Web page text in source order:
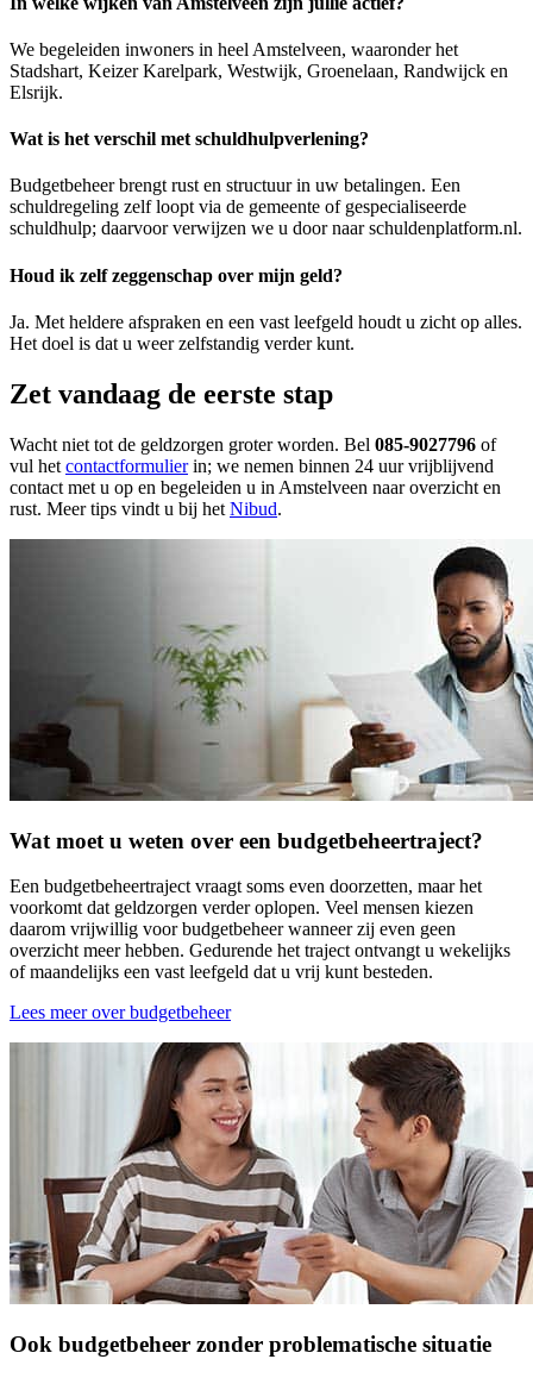
We begeleiden inwoners in heel Amstelveen, waaronder het
Stadshart, Keizer Karelpark, Westwijk, Groenelaan, Randwijck en
Elsrijk.
Wat is het verschil met schuldhulpverlening?
Budgetbeheer brengt rust en structuur in uw betalingen. Een
schuldregeling zelf loopt via de gemeente of gespecialiseerde
schuldhulp; daarvoor verwijzen we u door naar schuldenplatform.nl.
Houd ik zelf zeggenschap over mijn geld?
Ja. Met heldere afspraken en een vast leefgeld houdt u zicht op alles.
Het doel is dat u weer zelfstandig verder kunt.
Zet vandaag de eerste stap
Wacht niet tot de geldzorgen groter worden. Bel 085-9027796 of
vul het contactformulierin; we nemen binnen 24 uur vrijblijvend
contact met u op en begeleiden u in Amstelveen naar overzicht en
rust. Meer tips vindt u bij het Nibud.
Wat moet u weten over een budgetbeheertraject?
Een budgetbeheertraject vraagt soms even doorzetten, maar het
voorkomt dat geldzorgen verder oplopen. Veel mensen kiezen
daarom vrijwillig voor budgetbeheer wanneer zij even geen
overzicht meer hebben. Gedurende het traject ontvangt u wekelijks
of maandelijks een vast leefgeld dat u vrij kunt besteden.
Lees meer over budgetbeheer
Ook budgetbeheer zonder problematische situatie